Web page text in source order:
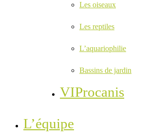
Les oiseaux
Les reptiles
L’aquariophilie
Bassins de jardin
VIProcanis
L’équipe